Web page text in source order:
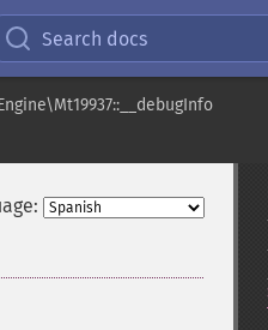
Search docs